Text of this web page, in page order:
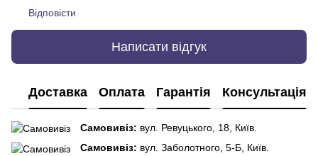
Відповісти
Написати відгук
Доставка Оплата Гарантія Консультація
Самовивіз: вул. Ревуцького, 18, Київ.
Самовивіз: вул. Заболотного, 5-Б, Київ.